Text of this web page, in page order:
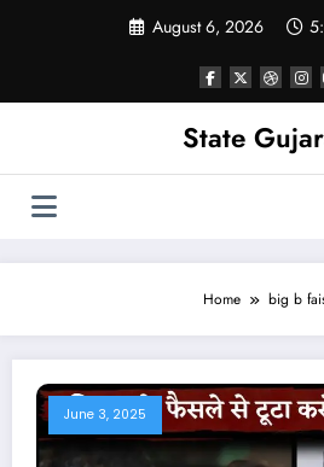
August 6, 2026
State
Home big b
June 3, 2025